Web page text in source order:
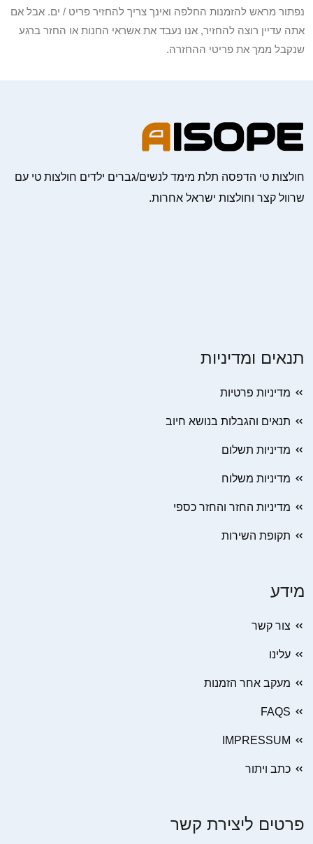
נפתור מראש להזמנות החלפה ואינך צריך להחזיר פריט / ים. אבל אם
אתה עדיין רוצה להחזיר, אנו נעבד את אשראי החנות או החזר ברגע
שנקבל ממך את פריטי ההחזרה.
חולצות טי הדפסה תלת מימד לנשים/גברים ילדים חולצות טי עם
שרוול קצר וחולצות ישראל אחרות.
תנאים ומדיניות
מדיניות פרטיות
תנאים והגבלות בנושא חיוב
מדיניות תשלום
מדיניות משלוח
מדיניות החזר והחזר כספי
תקופת השירות
מידע
צור קשר
עלינו
מעקב אחר הזמנות
FAQS
IMPRESSUM
כתב ויתור
פרטים ליצירת קשר